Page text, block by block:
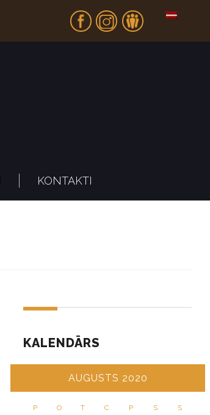
Fb In Dr
KONTAKTI
KALENDĀRS
AUGUSTS 2020
P O T C P S S